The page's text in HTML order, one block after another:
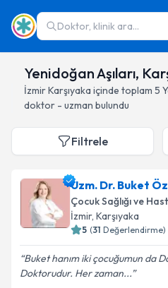
Doktor, klinik ara...
Yenidoğan Aşıları,
İzmirKarşıyaka içinde toplam 5
doktor - uzman bulundu
Filtrele
Uzm. Dr. Buket
Çocuk Sağlığı ve
İzmir, Karşıyaka
5 (31 Değerlendirme)
Buket hanım iki çocuğumun da
Doktorudur. Her zaman...